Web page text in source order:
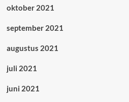
oktober 2021
september 2021
augustus 2021
juli 2021
juni 2021